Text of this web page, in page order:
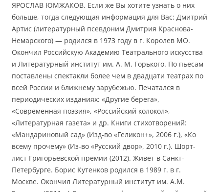
ЯРОСЛАВ ЮМЖАКОВ. Если же Вы хотите узнать о них
больше, тогда следующая информация для Вас: Дмитрий
Артис (литературный псевдоним Дмитрия Краснова-
Немарского) — родился в 1973 году в г. Королев МО.
Окончил Российскую Академию Театрального искусства
и Литературный институт им. А. М. Горького. По пьесам
поставлены спектакли более чем в двадцати театрах по
всей России и ближнему зарубежью. Печатался в
периодических изданиях: «Другие берега»,
«Современная поэзия», «Российский колокол»,
«Литературная газета» и др. Книги стихотворений:
«Мандариновый сад» (Изд-во «Геликон+», 2006 г.), «Ко
всему прочему» (Из-во «Русский двор», 2010 г.). Шорт-
лист Григорьевской премии (2012). Живет в Санкт-
Петербурге. Борис Кутенков родился в 1989 г. в г.
Москве. Окончил Литературный институт им. А.М.